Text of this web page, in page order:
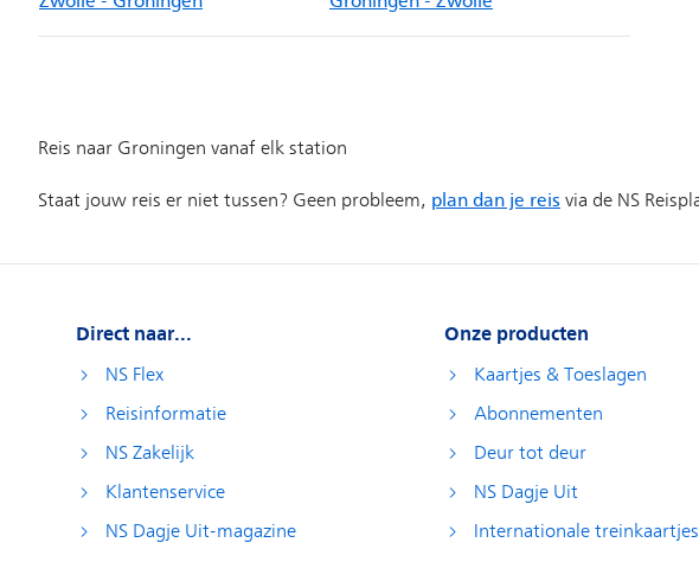
Direct naar...
NS Flex
Reisinformatie
NS Zakelijk
Klantenservice
NS Dagje Uit-magazine
Onze producten
Kaartjes & Toeslagen
Abonnementen
Deur tot deur
NS Dagje Uit
Internationale treinkaartjes